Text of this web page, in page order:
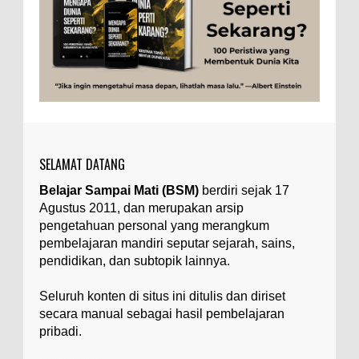
Ilustrasi/zdnet.com Ini adalah catatan penutup
untuk dua catatan saya sebelumnya ( Judi Togel
dan Impian Tolol Kaya Mendadak dan Tidak Ada ...
Apa yang Disebut Impurities?
Apa yang Disebut Badan Golgi?
Ilustrasi/utakatikotak.com Badan Golgi (disebut
pula aparatus Golgi, kompleks Golgi, atau
diktiosom) adalah organel yang dikaitkan
denga...
Apakah UFO Benar-benar Ada?
Ilustrasi/istimewa Sebagian orang percaya UFO
UFO benar-benar tidak ada. Manakah yang
benar...
SELAMAT DATANG
Belajar Sampai Mati (BSM) berdiri sejak 17
Agustus 2011, dan merupakan arsip
pengetahuan personal yang merangkum
pembelajaran mandiri seputar sejarah, sains,
pendidikan, dan subtopik lainnya.
Seluruh konten di situs ini ditulis dan diriset
secara manual sebagai hasil pembelajaran
pribadi.